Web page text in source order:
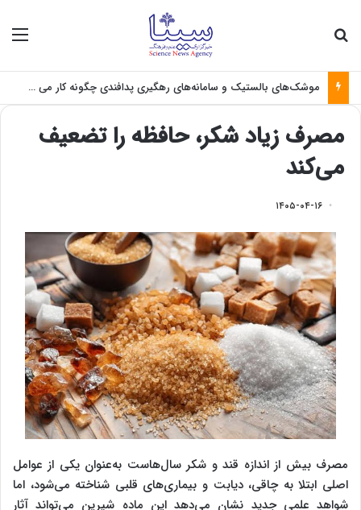
موشک‌های بالستیک و سامانه‌های رهگیری پدافندی چگونه کار می کنند؟
مصرف زیاد شکر، حافظه را تضعیف
می‌کند
۱۴۰۵-۰۴-۱۶
مصرف بیش از اندازه قند و شکر سال‌هاست به‌عنوان یکی از عوامل
اصلی ابتلا به چاقی، دیابت و بیماری‌های قلبی شناخته می‌شود، اما
شواهد علمی جدید نشان می‌دهد این ماده شیرین می‌تواند آثار